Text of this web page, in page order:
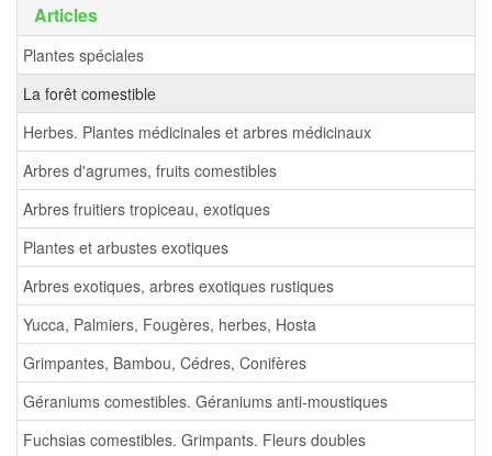
Articles
Plantes spéciales
La forêt comestible
Herbes. Plantes médicinales et arbres médicinaux
Arbres d'agrumes, fruits comestibles
Arbres fruitiers tropiceau, exotiques
Plantes et arbustes exotiques
Arbres exotiques, arbres exotiques rustiques
Yucca, Palmiers, Fougères, herbes, Hosta
Grimpantes, Bambou, Cédres, Conifères
Géraniums comestibles. Géraniums anti-moustiques
Fuchsias comestibles. Grimpants. Fleurs doubles